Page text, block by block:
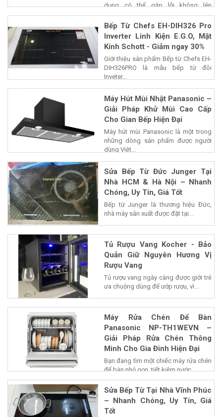
dụng có thể gặp lỗi không lên
nguồn,...
Bếp Từ Chefs EH-DIH326 Pro
Inverter Linh Kiện E.G.O, Mặt
Kính Schott - Giảm ngay 30%
Giới thiệu sản phẩm Bếp từ Chefs EH-
DIH326PRO là mẫu bếp từ đôi
Inveter...
Máy Hút Mùi Nhật Panasonic –
Giải Pháp Khử Mùi Cao Cấp
Cho Gian Bếp Hiện Đại
Máy hút mùi Panasonic là một trong
những dòng sản phẩm được người
dùng Việt...
Sửa Bếp Từ Đức Junger Tại
Nhà HCM & Hà Nội – Nhanh
Chóng, Uy Tín, Giá Tốt
Bếp từ Junger là thương hiệu Đức,
nhà máy sản xuất được đặt tại...
Tủ Rượu Vang Kocher - Bảo
Quản Giữ Nguyên Hương Vị
Rượu Vang
Tủ rượu vang ngày càng được giới trẻ
ưa chuộng dùng để ướp rượu, vì...
Máy Rửa Chén Để Bàn
Panasonic NP-TH1WEVN –
Giải Pháp Rửa Chén Thông
Minh Cho Gia Đình Hiện Đại
Bạn đang tìm một chiếc máy rửa chén
để bàn nhỏ gọn, tiết kiệm nước...
Sửa Bếp Từ Tại Nhà Vĩnh Phúc
– Nhanh Chóng, Uy Tín, Giá
Tốt